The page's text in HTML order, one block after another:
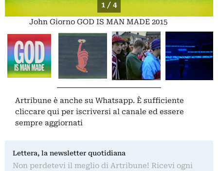
1 / 4
John Giorno GOD IS MAN MADE 2015
Artribune è anche su Whatsapp. È sufficiente
cliccare qui per iscriversi al canale ed essere
sempre aggiornati
Lettera, la newsletter quotidiana
Non perdetevi il meglio di Artribune! Ricevi ogni